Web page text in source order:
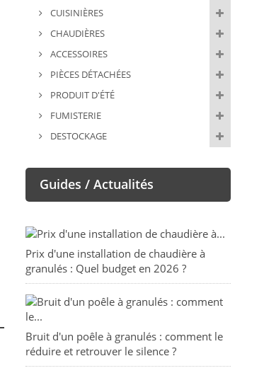
CUISINIÈRES
CHAUDIÈRES
ACCESSOIRES
PIÈCES DÉTACHÉES
PRODUIT D'ÉTÉ
FUMISTERIE
DESTOCKAGE
Guides / Actualités
Prix d'une installation de chaudière à
granulés : Quel budget en 2026 ?
Bruit d'un poêle à granulés : comment le
réduire et retrouver le silence ?